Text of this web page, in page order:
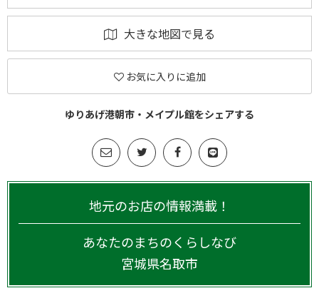
大きな地図で見る
お気に入りに追加
ゆりあげ港朝市・メイプル館をシェアする
地元のお店の情報満載！
あなたのまちのくらしなび
宮城県名取市